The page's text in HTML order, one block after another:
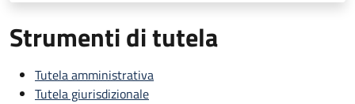
Strumenti di tutela
Tutela amministrativa
Tutela giurisdizionale